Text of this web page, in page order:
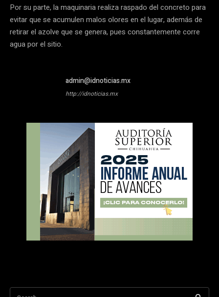
Por su parte, la maquinaria realiza raspado del concreto para
evitar que se acumulen malos olores en el lugar, además de
retirar el azolve que se genera, pues constantemente corre
agua por el sitio.
admin@idnoticias.mx
http://idnoticias.mx